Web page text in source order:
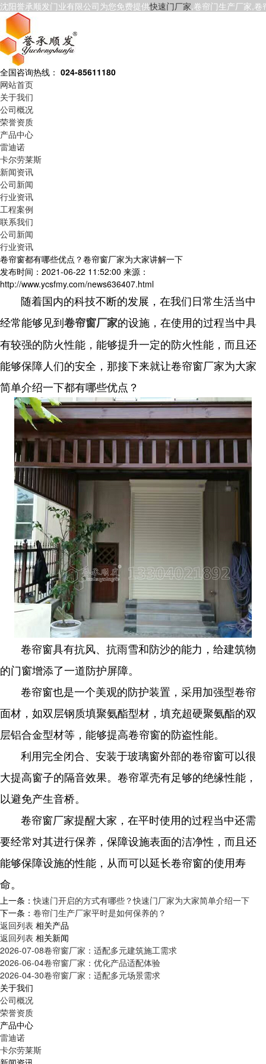
沈阳誉承顺发门业有限公司为您免费提供快速门厂家,卷帘门生产厂家,
全国咨询热线： 024-85611180
网站首页
关于我们
公司概况
荣誉资质
产品中心
雷迪诺
卡尔劳莱斯
新闻资讯
公司新闻
行业资讯
工程案例
联系我们
公司新闻
行业资讯
卷帘窗都有哪些优点？卷帘窗厂家为大家讲解一下
发布时间：2021-06-22 11:52:00 来源：
http://www.ycsfmy.com/news636407.html
随着国内的科技不断的发展，在我们日常生活当中
经常能够见到卷帘窗厂家的设施，在使用的过程当中具
有较强的防火性能，能够提升一定的防火性能，而且还
能够保障人们的安全，那接下来就让卷帘窗厂家为大家
简单介绍一下都有哪些优点？
卷帘窗具有抗风、抗雨雪和防沙的能力，给建筑物
的门窗增添了一道防护屏障。
卷帘窗也是一个美观的防护装置，采用加强型卷帘
面材，如双层钢质填聚氨酯型材，填充超硬聚氨酯的双
层铝合金型材等，能够提高卷帘窗的防盗性能。
利用完全闭合、安装于玻璃窗外部的卷帘窗可以很
大提高窗子的隔音效果。卷帘罩壳有足够的绝缘性能，
以避免产生音桥。
卷帘窗厂家提醒大家，在平时使用的过程当中还需
要经常对其进行保养，保障设施表面的洁净性，而且还
能够保障设施的性能，从而可以延长卷帘窗的使用寿
命。
上一条：快速门开启的方式有哪些？快速门厂家为大家简单介绍一下
下一条： 卷帘门生产厂家平时是如何保养的？
返回列表 相关产品
返回列表 相关新闻
2026-07-08卷帘窗厂家：适配多元建筑施工需求
2026-06-04卷帘窗厂家：优化产品适配体验
2026-04-30卷帘窗厂家：适配多元场景需求
关于我们
公司概况
荣誉资质
产品中心
雷迪诺
卡尔劳莱斯